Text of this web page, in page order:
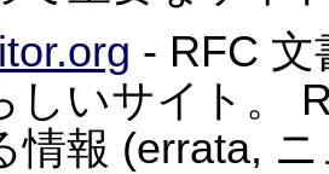
- RFC
しいサイト。
情報 (errata,